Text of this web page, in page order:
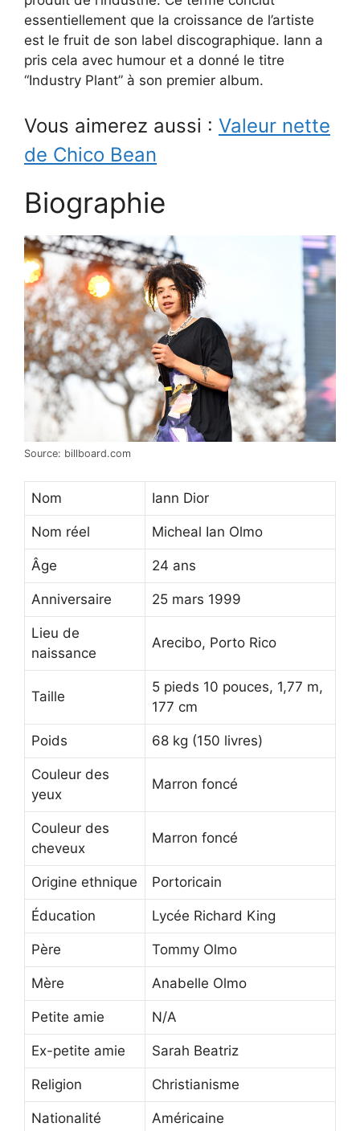
essentiellement que la croissance de l’artiste
est le fruit de son label discographique. Iann a
pris cela avec humour et a donné le titre
“Industry Plant” à son premier album.
Vous aimerez aussi : Valeur nette
de Chico Bean
Biographie
Source: billboard.com
Nom Iann Dior
Nom réel Micheal Ian Olmo
Âge 24 ans
Anniversaire 25 mars 1999
Lieu de
naissance
Arecibo, Porto Rico
Taille
5 pieds 10 pouces, 1,77 m,
177 cm
Poids 68 kg (150 livres)
Couleur des
yeux
Marron foncé
Couleur des
cheveux
Marron foncé
Origine ethnique Portoricain
Éducation Lycée Richard King
Père Tommy Olmo
Mère Anabelle Olmo
Petite amie N/A
Ex-petite amie Sarah Beatriz
Religion Christianisme
Nationalité Américaine